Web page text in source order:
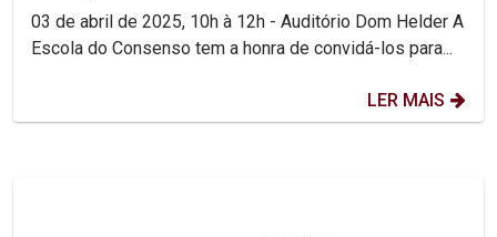
03 de abril de 2025, 10h à 12h - Auditório Dom Helder A
Escola do Consenso tem a honra de convidá-los para...
LER MAIS